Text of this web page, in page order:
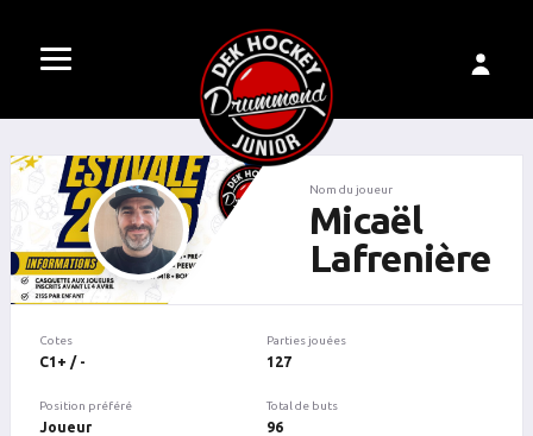
Nom du joueur
Micaël
Lafrenière
Cotes
C1+ / -
Position préféré
Joueur
Parties jouées
127
Total de buts
96